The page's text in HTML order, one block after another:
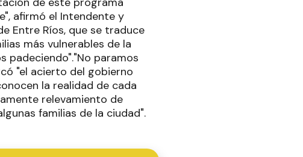
afirmó el Intendente y
Entre Ríos, que se traduce
más vulnerables de la
padeciendo"."No paramos
"el acierto del gobierno
la realidad de cada
relevamiento de
familias de la ciudad".